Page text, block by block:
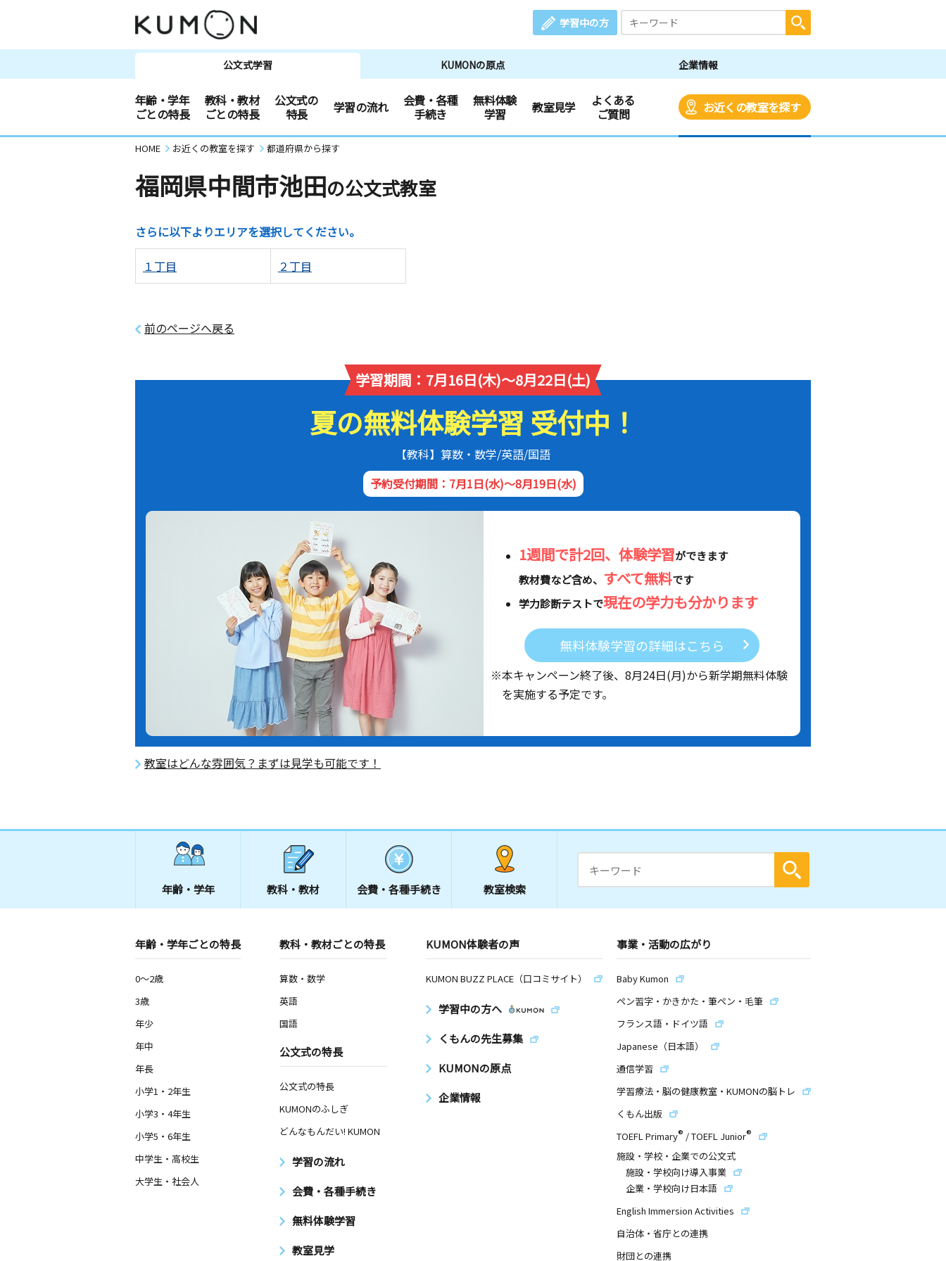
学習中の方
公文式学習 KUMONの原点 企業情報
年齢・学年
ごとの特長
教科・教材
ごとの特長
公文式の
特長
学習の流れ
会費・各種
手続き
無料体験
学習
教室見学
よくある
ご質問
お近くの教室を探す
HOME お近くの教室を探す 都道府県から探す
福岡県中間市池田の公文式教室
さらに以下よりエリアを選択してください。
１丁目 ２丁目
前のページへ戻る
学習期間：7月16日(木)～8月22日(土)
夏の無料体験学習 受付中！
【教科】算数・数学/英語/国語
予約受付期間：7月1日(水)～8月19日(水)
1週間で計2回、体験学習ができます
教材費など含め、 すべて無料です
学力診断テストで現在の学力も分かります
無料体験学習の詳細はこちら
※本キャンペーン終了後、 8月24日(月)から新学期無料体験
を実施する予定です。
教室はどんな雰囲気？まずは見学も可能です！
年齢・学年 教科・教材 会費・ 各種手続き 教室検索
年齢・学年ごとの特長
0～2歳
3歳
年少
年中
年長
小学1・2年生
小学3・4年生
小学5・6年生
中学生・高校生
大学生・社会人
教科・教材ごとの特長
算数・数学
英語
国語
公文式の特長
公文式の特長
KUMONのふしぎ
どんなもんだい! KUMON
学習の流れ
会費・各種手続き
無料体験学習
教室見学
KUMON体験者の声
KUMON BUZZ PLACE（口コミサイト）
学習中の方へ
くもんの先生募集
KUMONの原点
企業情報
事業・活動の広がり
Baby Kumon
ペン習字・かきかた・筆ペン・毛筆
フランス語・ドイツ語
Japanese（日本語）
通信学習
学習療法・脳の健康教室・KUMONの脳トレ
くもん出版
TOEFL Primary® /TOEFL Junior®
施設・学校・企業での公文式
施設・学校向け導入事業
企業・学校向け日本語
English Immersion Activities
自治体・省庁との連携
財団との連携